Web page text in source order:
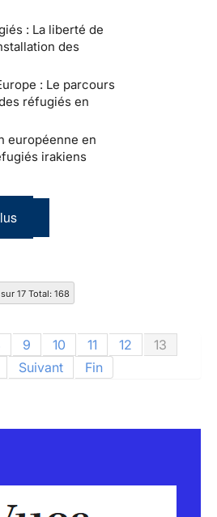
: La liberté de
des
: Le parcours
réfugiés en
européenne en
irakiens
17 Total: 168
9 10 11 12
13
Suivant Fin